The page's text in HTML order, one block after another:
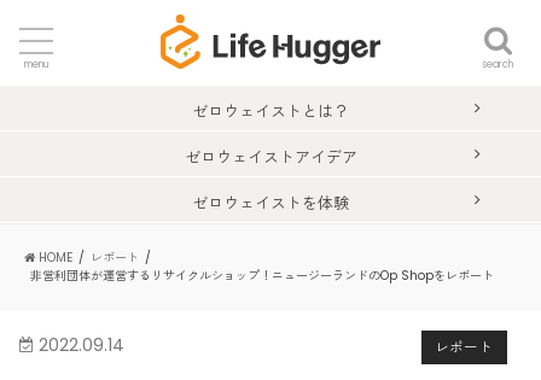
search
menu
ゼロウェイストとは？
ゼロウェイストアイデア
ゼロウェイストを体験
HOME
レポート
非営利団体が運営するリサイクルショップ！ニュージーランドのOp Shopをレポート
レポート
2022.09.14